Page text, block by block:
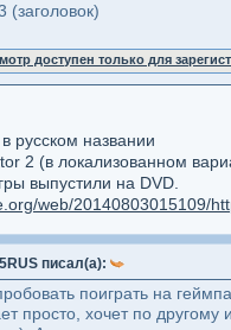
(заголовок)
доступен только для
русском названии
2 (в локализованном
выпустили на DVD.
web/20140803015109/
писал(а):
поиграть на
просто, хочет по другому